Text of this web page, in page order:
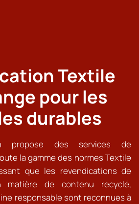
Textile
pour les
durables
propose des services de
la gamme des normes Textile
que les revendications de
matière de contenu recyclé,
responsable sont reconnues à